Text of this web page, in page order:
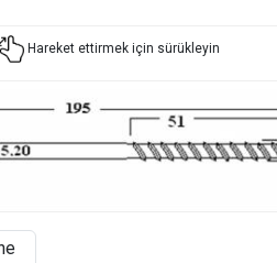
Hareket ettirmek için sürükleyin